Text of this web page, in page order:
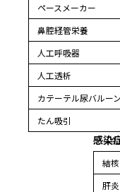
ペースメーカー
鼻腔経管栄養
人工呼吸器
人工透析
カテーテル尿バルーン
たん吸引
感染
結核
肝炎